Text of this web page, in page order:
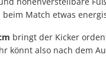
Match etwas
bringt der Kicker
könnt also nach dem